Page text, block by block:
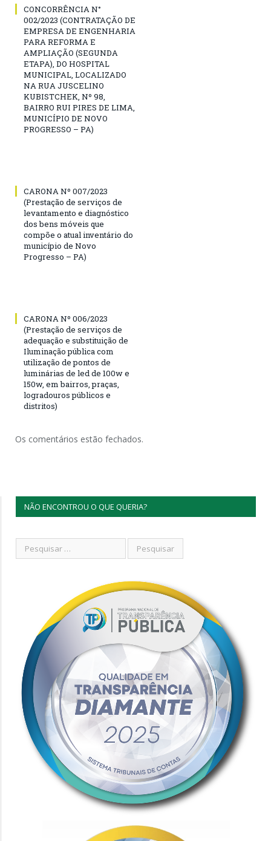
CONCORRÊNCIA N°
002/2023 (CONTRATAÇÃO DE
EMPRESA DE ENGENHARIA
PARA REFORMA E
AMPLIAÇÃO (SEGUNDA
ETAPA), DO HOSPITAL
MUNICIPAL, LOCALIZADO
NA RUA JUSCELINO
KUBISTCHEK, Nº 98,
BAIRRO RUI PIRES DE LIMA,
MUNICÍPIO DE NOVO
PROGRESSO – PA)
CARONA Nº 007/2023
(Prestação de serviços de
levantamento e diagnóstico
dos bens móveis que
compõe o atual inventário do
município de Novo
Progresso – PA)
CARONA Nº 006/2023
(Prestação de serviços de
adequação e substituição de
Iluminação pública com
utilização de pontos de
luminárias de led de 100w e
150w, em bairros, praças,
logradouros públicos e
distritos)
Os comentários estão fechados.
NÃO ENCONTROU O QUE QUERIA?